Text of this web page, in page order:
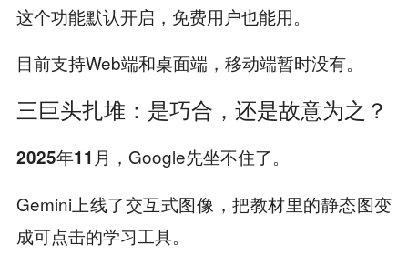
这个功能默认开启，免费用户也能用。
目前支持Web端和桌面端，移动端暂时没有。
三巨头扎堆：是巧合，还是故意为之？
2025年11月 ，Google先坐不住了。
Gemini上线了交互式图像，把教材里的静态图变
成可点击的学习工具。